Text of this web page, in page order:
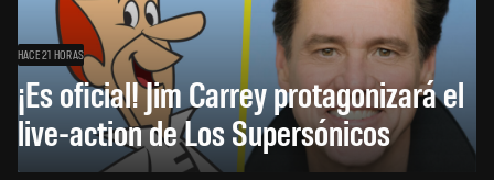
HACE 21 HORAS
¡Es oficial! Jim Carrey protagonizará el
live-action de Los Supersónicos